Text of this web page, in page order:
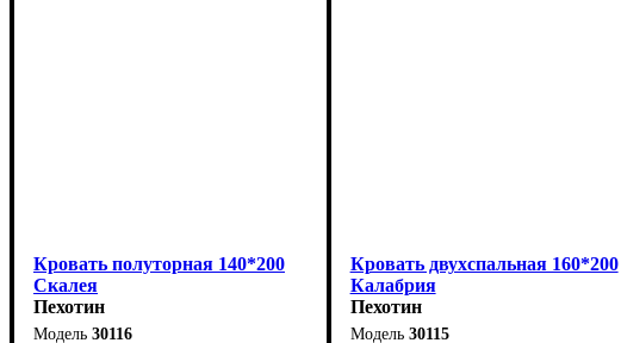
Кровать полуторная 140*200
Скалея
Пехотин
30116
Кровать двухспальная 160*200
Калабрия
Пехотин
30115